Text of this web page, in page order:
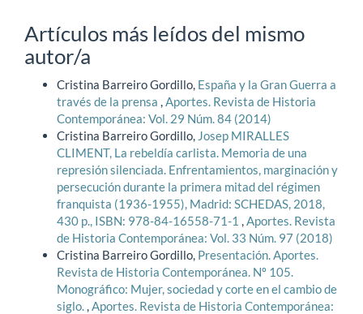
Artículos más leídos del mismo
autor/a
Cristina Barreiro Gordillo, España y la Gran Guerra a
través de la prensa
Aportes. Revista de Historia
Contemporánea: Vol. 29 Núm. 84 (2014)
Cristina Barreiro Gordillo, Josep MIRALLES
CLIMENT, La rebeldía carlista. Memoria de una
represión silenciada. Enfrentamientos, marginación y
persecución durante la primera mitad del régimen
franquista (1936-1955), Madrid: SCHEDAS, 2018,
430 p., ISBN: 978-84-16558-71-1
Aportes. Revista
de Historia Contemporánea: Vol. 33 Núm. 97 (2018)
Cristina Barreiro Gordillo, Presentación. Aportes.
Revista de Historia Contemporánea. Nº 105.
Monográfico: Mujer, sociedad y corte en el cambio de
siglo.
Aportes. Revista de Historia Contemporánea: